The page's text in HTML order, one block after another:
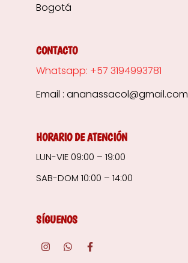
Bogotá
CONTACTO
Whatsapp: +57 3194993781
Email : ananassacol@gmail.com
HORARIO DE ATENCIÓN
LUN-VIE 09:00 – 19:00
SAB-DOM 10:00 – 14:00
SÍGUENOS
I
n
W
h
F
a